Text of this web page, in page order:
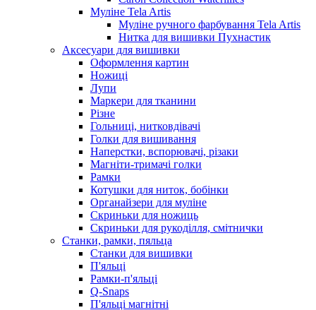
Муліне Tela Artis
Муліне ручного фарбування Tela Artis
Нитка для вишивки Пухнастик
Аксесуари для вишивки
Оформлення картин
Ножиці
Лупи
Маркери для тканини
Різне
Гольниці, нитковдівачі
Голки для вишивання
Наперстки, вспорювачі, різаки
Магніти-тримачі голки
Рамки
Котушки для ниток, бобінки
Органайзери для муліне
Скриньки для ножиць
Скриньки для рукоділля, смітнички
Станки, рамки, пяльца
Станки для вишивки
П'яльці
Рамки-п'яльці
Q-Snaps
П'яльці магнітні